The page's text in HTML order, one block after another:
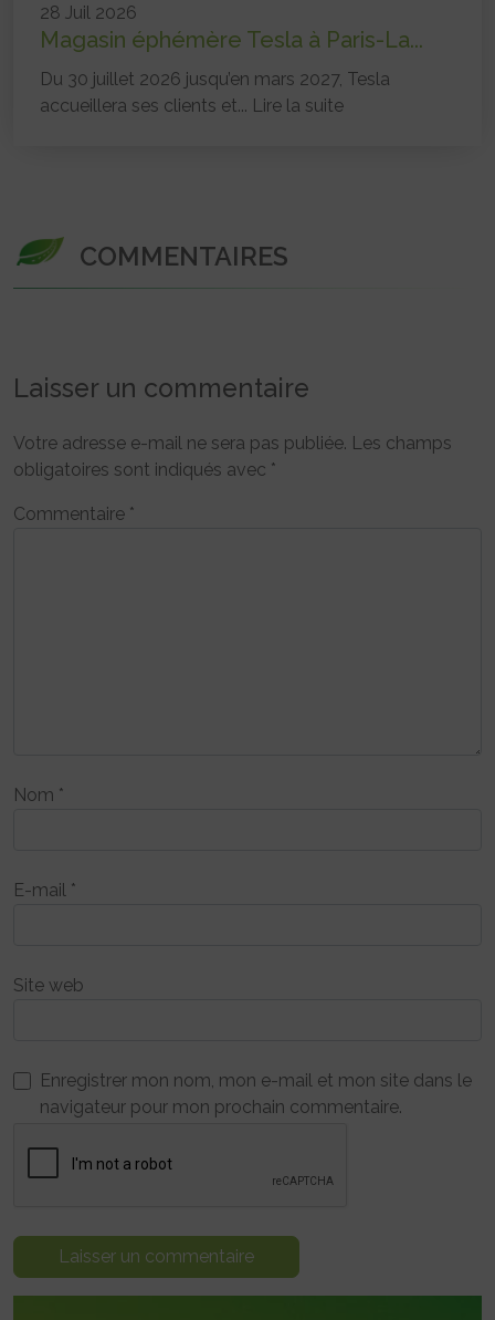
28 Juil 2026
Magasin éphémère Tesla à Paris-La...
Du 30 juillet 2026 jusqu’en mars 2027, Tesla
accueillera ses clients et... Lire la suite
COMMENTAIRES
Laisser un commentaire
Votre adresse e-mail ne sera pas publiée. Les champs
obligatoires sont indiqués avec *
Commentaire *
Nom *
E-mail *
Site web
Enregistrer mon nom, mon e-mail et mon site dans le
navigateur pour mon prochain commentaire.